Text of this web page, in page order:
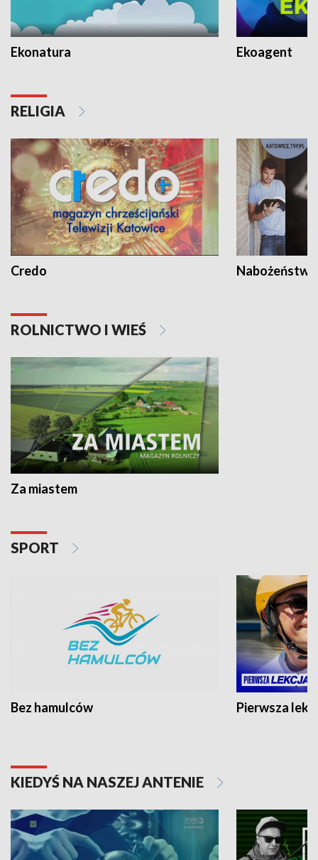
Ekonatura Ekoagent
RELIGIA
Credo
ROLNICTWO I WIEŚ
Za miastem
SPORT
Bez hamulców Pierwsza
KIEDYŚ NA NASZEJ ANTENIE